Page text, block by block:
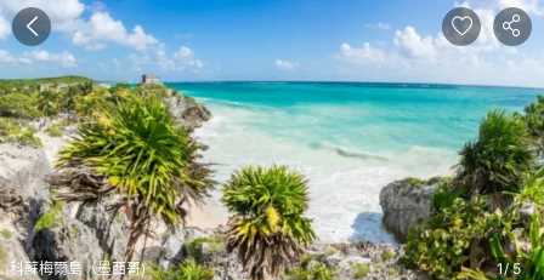
科蘇梅爾島（墨西哥) 1 5